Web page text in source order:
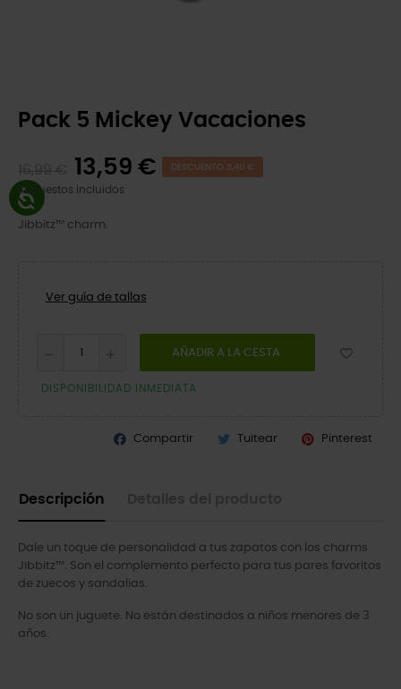
Pack 5 Mickey Vacaciones
13,59 € DESCUENTO 3,40 €
Impuestos incluidos
Jibbitz™ charm.
Ver guía de tallas
AÑADIR A LA CESTA
DISPONIBILIDAD INMEDIATA
Compartir Tuitear Pinterest
Descripción
Dale un toque de personalidad a tus zapatos con los charms
Jibbitz™. Son el complemento perfecto para tus pares favoritos
de zuecos y sandalias.
No son un juguete. No están destinados a niños menores de 3
años.